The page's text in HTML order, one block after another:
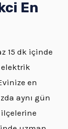
En
15 dk içinde
elektrik
en
aynı gün
ilçelerine